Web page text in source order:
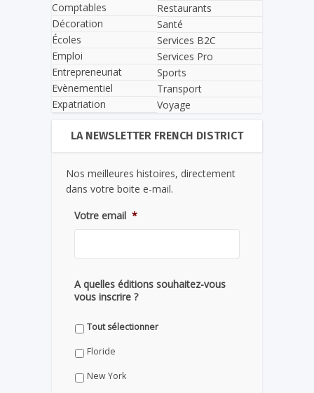
Comptables
Décoration
Écoles
Emploi
Entrepreneuriat
Evènementiel
Expatriation
Restaurants
Santé
Services B2C
Services Pro
Sports
Transport
Voyage
LA NEWSLETTER FRENCH DISTRICT
Nos meilleures histoires, directement
dans votre boite e-mail.
Votre email *
A quelles éditions souhaitez-vous
vous inscrire ?
Tout sélectionner
Floride
New York